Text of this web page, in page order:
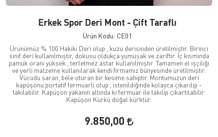
Erkek Spor Deri Mont - Çift Taraflı
Ürün Kodu: CE01
Ürünümüz % 100 Hakiki Deri olup , kuzu derisinden üretilmiştir. Birinci
sınıf deri kullanılmıştır, dokusu oldukça yumuşak ve zariftir. İç kısmında
pamuk oranı yüksek , terletmez astar kullanılmıştır. Tamamen el işçiliği
ve yerli malzeme kullanılarak kendi firmamız bünyesinde üretilmiştir.
Vücudu saran, bele oturan bir kesime sahiptir. Montumuzun deri
kapüşonu portatif fermuarlı olup , istenildiğinde kolayca çıkarılıp -
takılabilir. Kapüşon yakanın altında ki fermuar ile takılıp çıkartılabilir.
Kapüşon Kürkü doğal kürktür.
9.850,00